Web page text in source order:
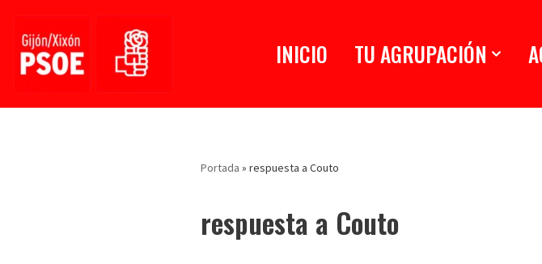
Saltar
INICIO TU AGRUPACIÓN
Portada »respuesta a Couto
respuesta a Couto